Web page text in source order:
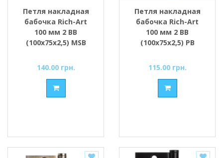
Петля накладная
бабочка Rich-Art
100 мм 2 ВВ
(100х75х2,5) MSB
140.00 грн.
Петля накладная
бабочка Rich-Art
100 мм 2 ВВ
(100х75х2,5) РВ
полированное
115.00 грн.